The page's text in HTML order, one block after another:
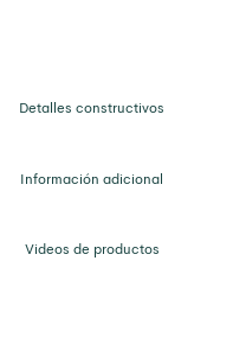
Detalles constructivos
Información adicional
Videos de productos